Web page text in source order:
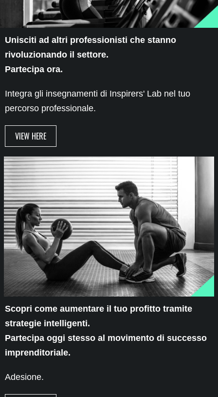
Unisciti ad altri professionisti che stanno
rivoluzionando il settore.
Partecipa ora.
Integra gli insegnamenti di Inspirers' Lab nel tuo
percorso professionale.
VIEW HERE
Scopri come aumentare il tuo profitto tramite
strategie intelligenti.
Partecipa oggi stesso al movimento di successo
imprenditoriale.
Adesione.